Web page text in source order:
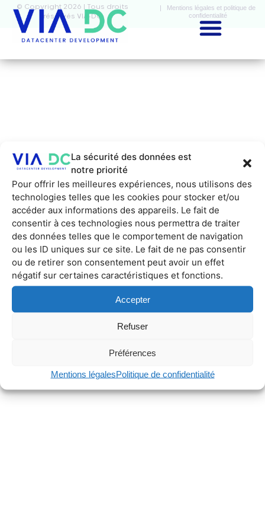
La sécurité des données est
notre priorité
Pour offrir les meilleures expériences, nous utilisons des
technologies telles que les cookies pour stocker et/ou
accéder aux informations des appareils. Le fait de
consentir à ces technologies nous permettra de traiter
des données telles que le comportement de navigation
ou les ID uniques sur ce site. Le fait de ne pas consentir
ou de retirer son consentement peut avoir un effet
négatif sur certaines caractéristiques et fonctions.
Accepter
Refuser
Préférences
Mentions légalesPolitique de confidentialité
© Copyright 2026 | Tous droits
réservés VIA-DC
| Mentions légales et politique de
confidentialité